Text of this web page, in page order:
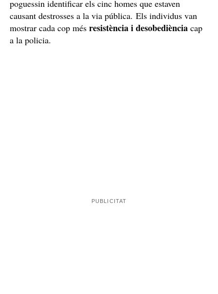
poguessin identificar els cinc homes que estaven
causant destrosses a la via pública. Els individus van
mostrar cada cop més resistència i desobediència cap
a la policia.